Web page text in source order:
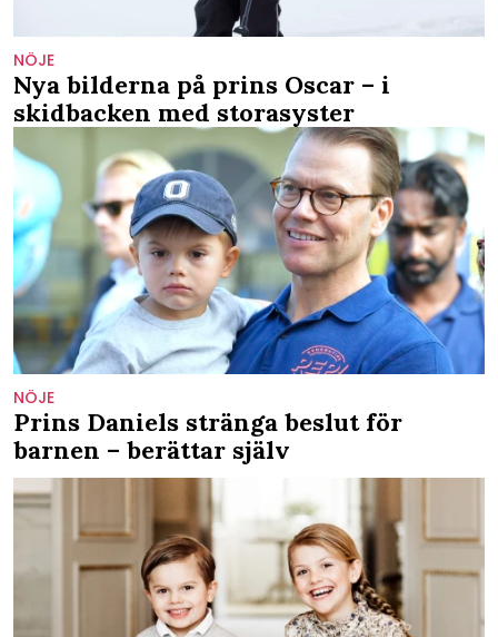
NÖJE
Nya bilderna på prins Oscar – i
skidbacken med storasyster
NÖJE
Prins Daniels stränga beslut för
barnen – berättar själv